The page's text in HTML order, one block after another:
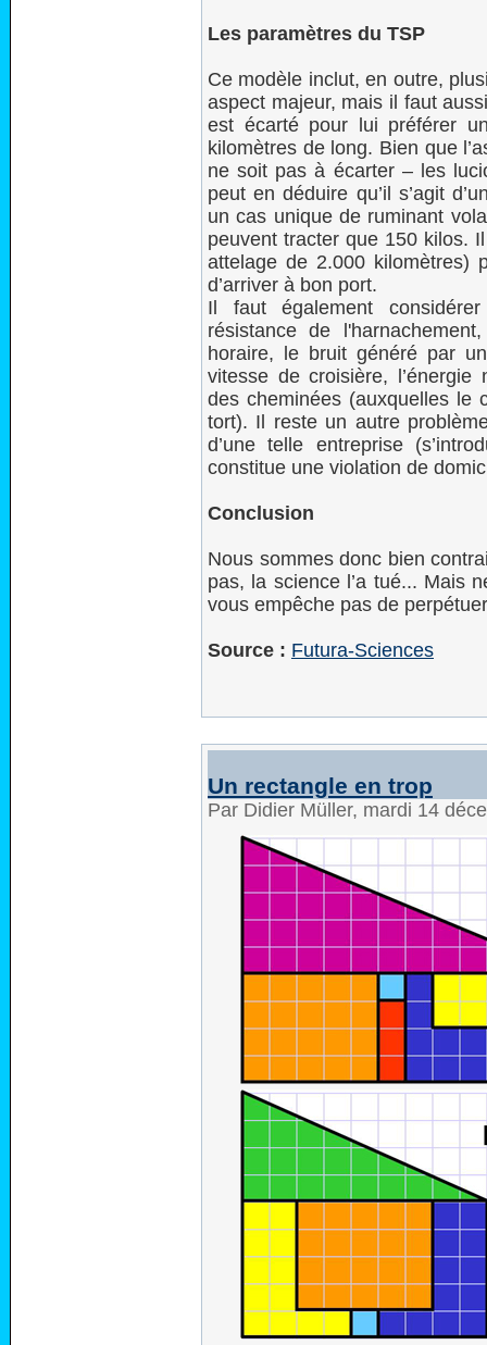
Les paramètres du TSP
Ce modèle inclut, en outre,
aspect majeur, mais il faut
est écarté pour lui préférer
kilomètres de long. Bien que
ne soit pas à écarter – les
peut en déduire qu’il s’agit
un cas unique de ruminant
peuvent tracter que 150 kilos.
attelage de 2.000 kilomètres)
d’arriver à bon port.
Il faut également
résistance de
horaire, le bruit généré par
vitesse de croisière, l’énergie
des cheminées (auxquelles le
tort). Il reste un autre
d’une telle entreprise
constitue une violation de
Conclusion
Nous sommes donc bien
pas, la science l’a tué... Mais
vous empêche pas de
Source : Futura-Sciences
Un rectangle en trop
Par Didier Müller, mardi 14